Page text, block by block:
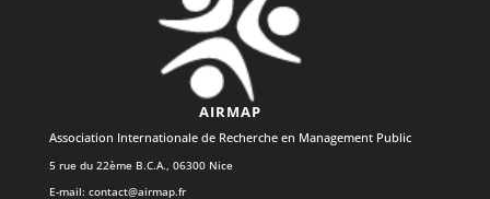
AIRMAP
Association Internationale de Recherche en Management Public
5 rue du 22ème B.C.A., 06300 Nice
E-mail: contact@airmap.fr